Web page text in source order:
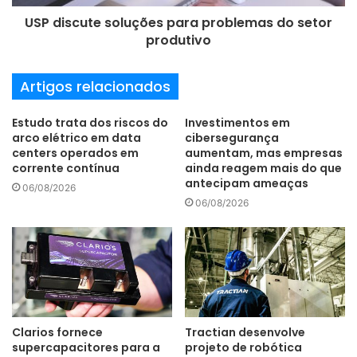
USP discute soluções para problemas do setor
produtivo
Artigos relacionados
Estudo trata dos riscos do
arco elétrico em data
centers operados em
corrente contínua
06/08/2026
Investimentos em
cibersegurança
aumentam, mas empresas
ainda reagem mais do que
antecipam ameaças
06/08/2026
Clarios fornece
supercapacitores para a
Tractian desenvolve
projeto de robótica